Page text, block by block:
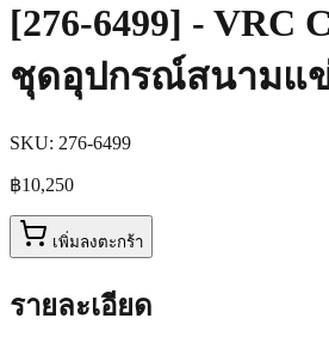
[276-6499] - VRC
ชุดอุปกรณ์สนามแ
SKU: 276-6499
฿10,250
เพิ่มลงตะกร้า
รายละเอียด